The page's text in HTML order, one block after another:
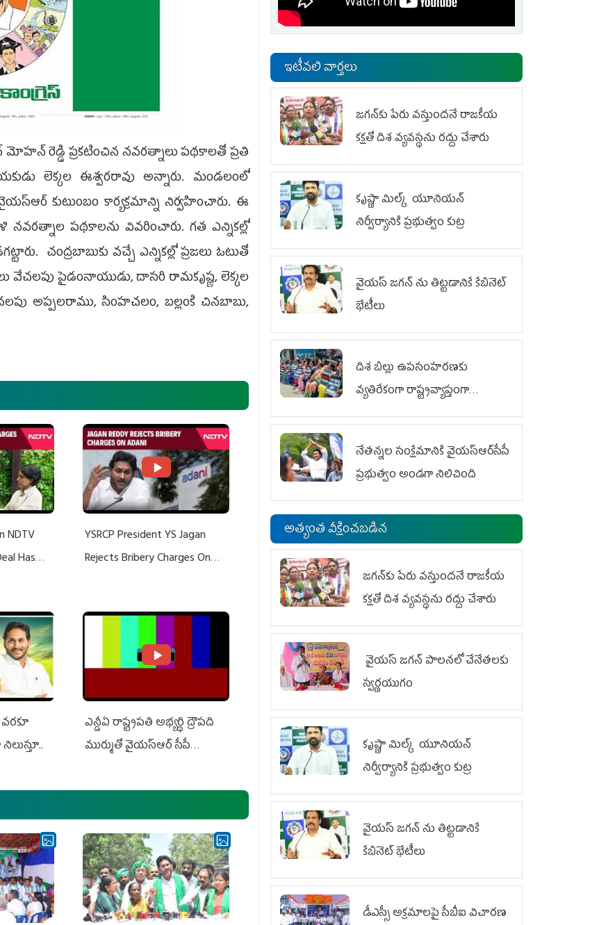
రెడ్డి ప్ర‌క‌టించిన న‌వ‌ర‌త్నాలు ప‌థ‌కాల‌తో ప్ర‌తి
లెక్కల ఈశ్వరరావు అన్నారు. మండలంలో
కుటుంబం కార్యక్రమాన్ని నిర్వహించారు. ఈ
నవరత్నాల పథ‌కాలను వివరించారు. గత ఎన్నికల్లో
చంద్రబాబుకు వచ్చే ఎన్నికల్లో ప్రజలు ఓటుతో
వేచలపు పైడంనాయుడు, దాసరి రామకృష్ణ, లెక్కల
అప్పలరాము, సింహచలం, బల్లంకి చినబాబు,
NDTV
Has
YSRCP President YS Jagan
Rejects Bribery Charges On
ఎన్డీఏ రాష్ట్ర‌ప‌తి అభ్య‌ర్థి ద్రౌప‌ది
ముర్ముతో వైయ‌స్ఆర్ సీపీ
ఎమ్మెల్యేలు, ఎంపీల స‌మావేశం
ఇటీవలి వార్తలు
జగన్‌కు పేరు వస్తుందనే రాజకీయ
కక్షతో దిశ వ్య‌వ‌స్థ‌ను రద్దు చేశారు
కృష్ణా మిల్క్‌ యూనియన్‌
నిర్వీర్యానికి ప్రభుత్వం కుట్ర
వైయ‌స్ జగన్‌ ను తిట్టడానికే కేబినెట్‌
భేటీలు
దిశ బిల్లు ఉపసంహరణకు
వ్యతిరేకంగా రాష్ట్రవ్యాప్తంగా
వైయ‌స్ఆర్‌సీపీ మహిళా విభాగం
నేతన్నల సంక్షేమానికి వైయ‌స్ఆర్‌సీపీ
ప్రభుత్వం అండగా నిలిచింది
అత్యంత వీక్షించబడిన
జగన్‌కు పేరు వస్తుందనే రాజకీయ
కక్షతో దిశ వ్య‌వ‌స్థ‌ను రద్దు చేశారు
వైయ‌స్ జగన్ పాలనలో చేనేతలకు
స్వర్ణయుగం
కృష్ణా మిల్క్‌ యూనియన్‌
నిర్వీర్యానికి ప్రభుత్వం కుట్ర
వైయ‌స్ జగన్‌ ను తిట్టడానికే
కేబినెట్‌ భేటీలు
డీఎస్సీ అక్రమాలపై సీబీఐ విచారణ